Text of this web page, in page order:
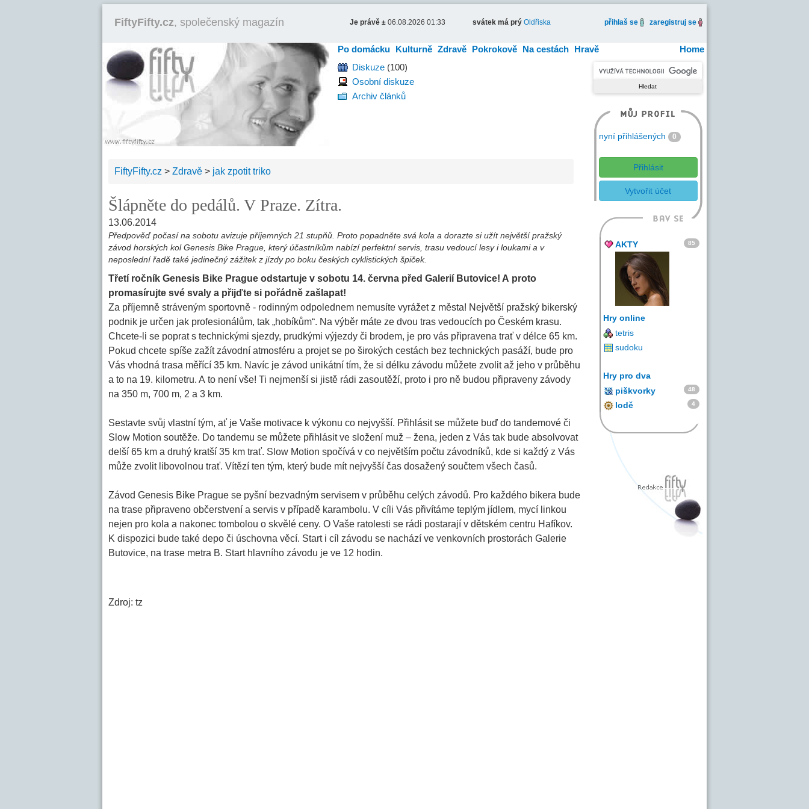
FiftyFifty.cz, společenský magazín Je právě ± 06.08.2026 01:33 svátek má prý Oldřiska přihlaš se zaregistruj se
Home
Po domácku Kulturně Zdravě Pokrokově Na cestách Hravě
Diskuze (100)
Osobní diskuze
Archiv článků
FiftyFifty.cz > Zdravě > jak zpotit triko
Šlápněte do pedálů. V Praze. Zítra.
13.06.2014
Předpověď počasí na sobotu avizuje příjemných 21 stupňů. Proto popadněte svá kola a dorazte si užít největší pražský
závod horských kol Genesis Bike Prague, který účastníkům nabízí perfektní servis, trasu vedoucí lesy i loukami a v
neposlední řadě také jedinečný zážitek z jízdy po boku českých cyklistických špiček.
Třetí ročník Genesis Bike Prague odstartuje v sobotu 14. června před Galerií Butovice! A proto
promasírujte své svaly a přijďte si pořádně zašlapat!
Za příjemně stráveným sportovně - rodinným odpolednem nemusíte vyrážet z města! Největší pražský bikerský
podnik je určen jak profesionálům, tak „hobíkům“. Na výběr máte ze dvou tras vedoucích po Českém krasu.
Chcete-li se poprat s technickými sjezdy, prudkými výjezdy či brodem, je pro vás připravena trať v délce 65 km.
Pokud chcete spíše zažít závodní atmosféru a projet se po širokých cestách bez technických pasáží, bude pro
Vás vhodná trasa měřící 35 km. Navíc je závod unikátní tím, že si délku závodu můžete zvolit až jeho v průběhu
a to na 19. kilometru. A to není vše! Ti nejmenší si jistě rádi zasoutěží, proto i pro ně budou připraveny závody
na 350 m, 700 m, 2 a 3 km.
Sestavte svůj vlastní tým, ať je Vaše motivace k výkonu co nejvyšší. Přihlásit se můžete buď do tandemové či
Slow Motion soutěže. Do tandemu se můžete přihlásit ve složení muž – žena, jeden z Vás tak bude absolvovat
delší 65 km a druhý kratší 35 km trať. Slow Motion spočívá v co největším počtu závodníků, kde si každý z Vás
může zvolit libovolnou trať. Vítězí ten tým, který bude mít nejvyšší čas dosažený součtem všech časů.
Závod Genesis Bike Prague se pyšní bezvadným servisem v průběhu celých závodů. Pro každého bikera bude
na trase připraveno občerstvení a servis v případě karambolu. V cíli Vás přivítáme teplým jídlem, mycí linkou
nejen pro kola a nakonec tombolou o skvělé ceny. O Vaše ratolesti se rádi postarají v dětském centru Hafíkov.
K dispozici bude také depo či úschovna věcí. Start i cíl závodu se nachází ve venkovních prostorách Galerie
Butovice, na trase metra B. Start hlavního závodu je ve 12 hodin.
Zdroj: tz
nyní přihlášených 0
Přihlásit
Vytvořit účet
AKTY 85
Hry online
tetris
sudoku
Hry pro dva
piškvorky
48
lodě 4